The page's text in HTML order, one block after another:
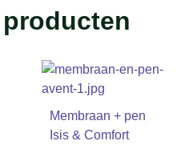
Membraan + pen
Isis & Comfort